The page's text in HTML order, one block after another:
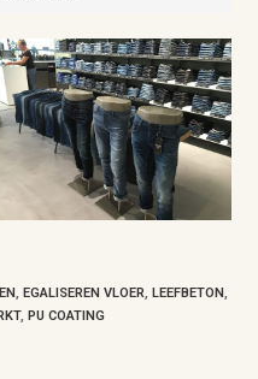
, EGALISEREN VLOER, LEEFBETON,
, PU COATING